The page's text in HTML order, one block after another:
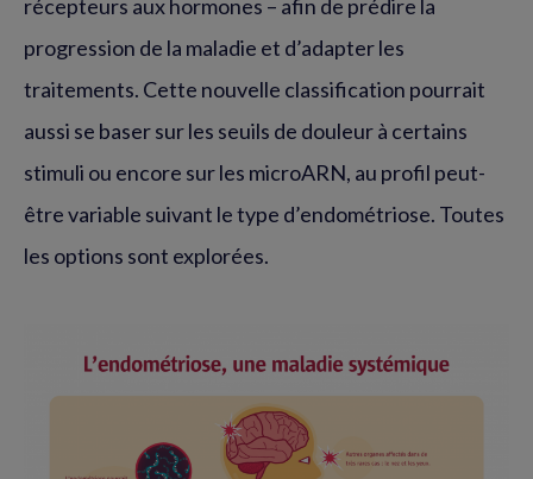
récepteurs aux hormones – afin de prédire la
progression de la maladie et d’adapter les
traitements. Cette nouvelle classification pourrait
aussi se baser sur les seuils de douleur à certains
stimuli ou encore sur les microARN, au profil peut-
être variable suivant le type d’endométriose. Toutes
les options sont explorées.